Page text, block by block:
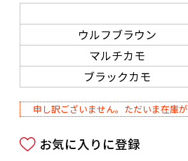
ウルフブラウン
マルチカモ
ブラックカモ
申し訳ございません。ただいま在庫が